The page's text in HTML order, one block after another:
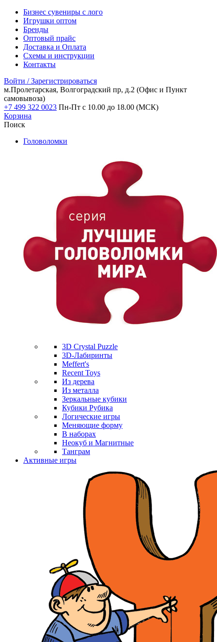
Бизнес сувениры с лого
Игрушки оптом
Бренды
Оптовый прайс
Доставка и Оплата
Схемы и инструкции
Контакты
Войти / Зарегистрироваться
м.Пролетарская, Волгоградский пр, д.2 (Офис и Пункт
самовывоза)
+7 499 322 0023 Пн-Пт с 10.00 до 18.00 (МСК)
Корзина
Поиск
Головоломки
3D Crystal Puzzle
3D-Лабиринты
Meffert's
Recent Toys
Из дерева
Из металла
Зеркальные кубики
Кубики Рубика
Логические игры
Меняющие форму
В наборах
Неокуб и Магнитные
Танграм
Активные игры